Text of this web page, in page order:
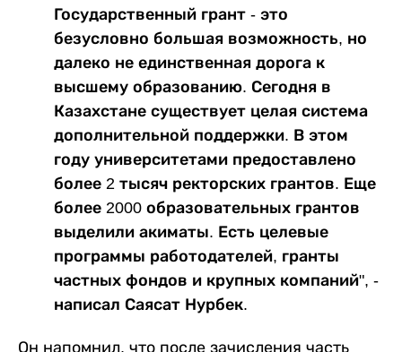
Государственный грант - это
безусловно большая возможность, но
далеко не единственная дорога к
высшему образованию. Сегодня в
Казахстане существует целая система
дополнительной поддержки. В этом
году университетами предоставлено
более 2 тысяч ректорских грантов. Еще
более 2000 образовательных грантов
выделили акиматы. Есть целевые
программы работодателей, гранты
частных фондов и крупных компаний", -
написал Саясат Нурбек.
Он напомнил, что после зачисления часть